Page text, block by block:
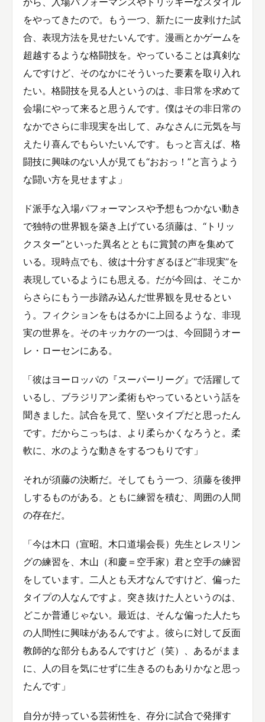
をやってきたので。もう一つ、新たに一皮剥けた試
合、表現方法を見せたいんです。漫画とかゲームを
超越するような格闘技を。やっていることは真剣な
んですけど、そのなかにそういった要素を取り入れ
たい。格闘技を見る人というのは、非日常を求めて
会場にやって来ると思うんです。僕はその非日常の
なかでさらに非現実を出して、みなさんに元気を与
えたり喜んでもらいたいんです。もっと言えば、格
闘技に興味のない人が見ても“おおっ！”と言うよう
な闘い方を見せますよ」
ド派手な入場パフォーマンスや予想もつかない動き
で独特の世界観を築き上げている須藤は、“トリッ
クスター”といった異名とともに賞賛の声を集めて
いる。現時点でも、彼は十分すぎるほど“非現実”を
表現しているようにも思える。だが今回は、そこか
らさらにもう一歩踏み込んだ世界観を見せるとい
う。フィクションをもはるかに上回るような、非現
実の世界を。そのキッカケの一つは、今回闘うオー
レ・ローセンにある。
「彼はヨーロッパの『スーパーリーグ』で活躍して
いるし、ブラジリアン柔術もやっているという話を
聞きました。試合を見て、堅いタイプだと思ったん
です。だからこっちは、より柔らかくなろうと。柔
軟に、水のような動きをするつもりです」
それが須藤の決断だ。そしてもう一つ、須藤を後押
しするものがある。ともに練習を積む、周囲の人間
の存在だ。
「今は木口（宣昭。木口道場会長）先生とレスリン
グの練習を、木山（和慶＝空手家）君と空手の練習
をしています。二人とも天才なんですけど、偏った
タイプの人なんですよ。突き抜けた人というのは、
どこか普通じゃない。最近は、そんな偏った人たち
の人間性に興味があるんですよ。彼らに対して反面
教師的な部分もあるんですけど（笑）、あるがまま
に、人の目を気にせずに生きるのもありかなと思っ
たんです」
自分が持っている芸術性を、存分に試合で発揮す